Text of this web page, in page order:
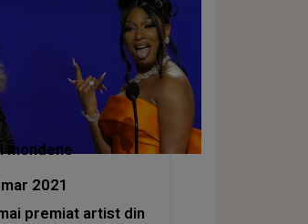
mondene
2021
premiat artist din